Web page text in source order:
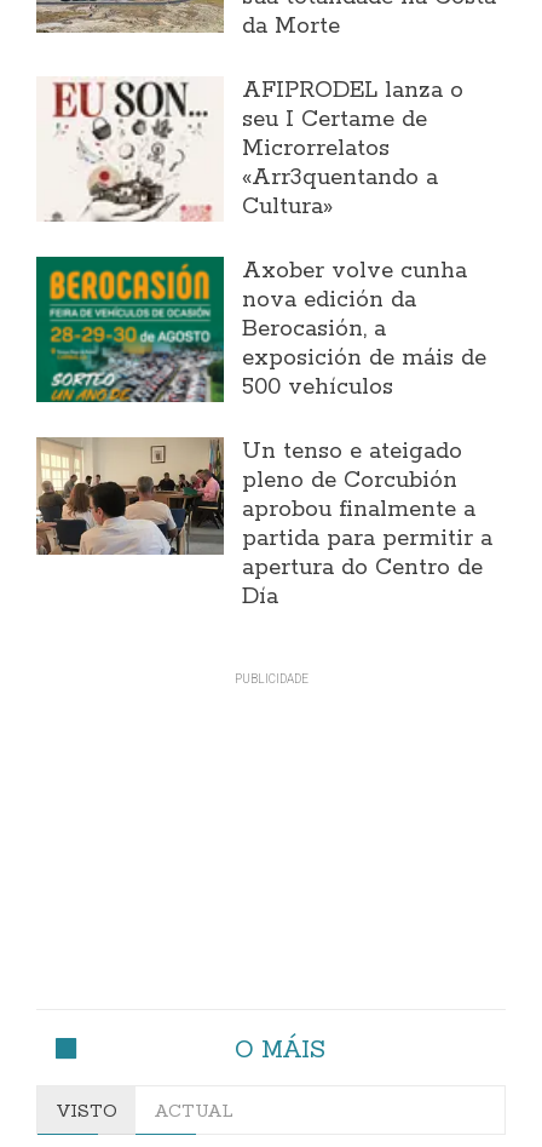
da Morte
AFIPRODEL lanza o
seu I Certame de
Microrrelatos
«Arr3quentando a
Cultura»
Axober volve cunha
nova edición da
Berocasión, a
exposición de máis de
500 vehículos
Un tenso e ateigado
pleno de Corcubión
aprobou finalmente a
partida para permitir a
apertura do Centro de
Día
O MÁIS
VISTO ACTUAL